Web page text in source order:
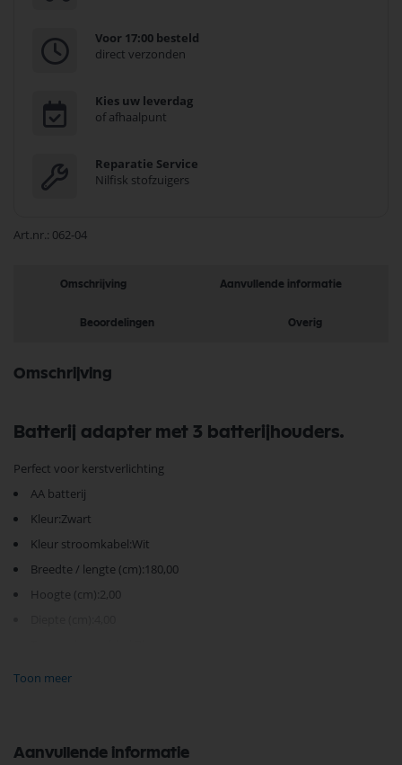
Voor 17:00 besteld
direct verzonden
Kies uw leverdag
of afhaalpunt
Reparatie Service
Nilfisk stofzuigers
Art.nr. 062-04
Omschrijving Aanvullende informatie
Beoordelingen Overig
Omschrijving
Batterij adapter met 3 batterijhouders.
Perfect voor kerstverlichting
AA batterij
Kleur:Zwart
Kleur stroomkabel:Wit
Breedte / lengte (cm):180,00
Hoogte (cm):2,00
Stroomkabel Lengte (cm):180
Toon meer
Aanvullende informatie